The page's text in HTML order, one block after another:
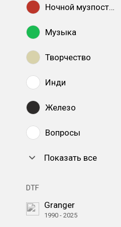
Ночной музпостинг
Музыка
Творчество
Инди
Железо
Вопросы
Показать все
DTF
Granger
1990 - 2025